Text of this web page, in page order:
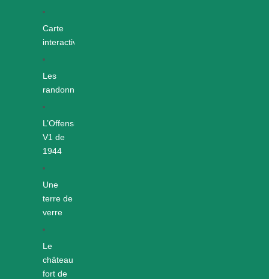
Carte
interactive
Les
randonnées
L’Offensive
V1 de
1944
Une
terre de
verre
Le
château
fort de